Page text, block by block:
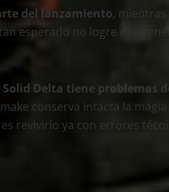
del lanzamiento, mientras
esperado no logre
Delta tiene problemas
conserva intacta la magia
revivirlo ya con errores